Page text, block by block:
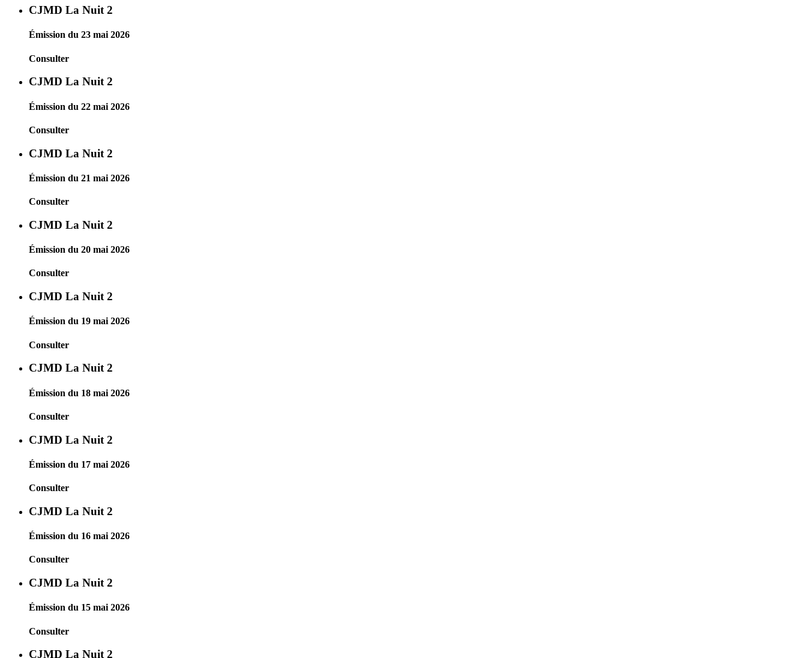
CJMD La Nuit 2
Émission du 23 mai 2026
Consulter
CJMD La Nuit 2
Émission du 22 mai 2026
Consulter
CJMD La Nuit 2
Émission du 21 mai 2026
Consulter
CJMD La Nuit 2
Émission du 20 mai 2026
Consulter
CJMD La Nuit 2
Émission du 19 mai 2026
Consulter
CJMD La Nuit 2
Émission du 18 mai 2026
Consulter
CJMD La Nuit 2
Émission du 17 mai 2026
Consulter
CJMD La Nuit 2
Émission du 16 mai 2026
Consulter
CJMD La Nuit 2
Émission du 15 mai 2026
Consulter
CJMD La Nuit 2